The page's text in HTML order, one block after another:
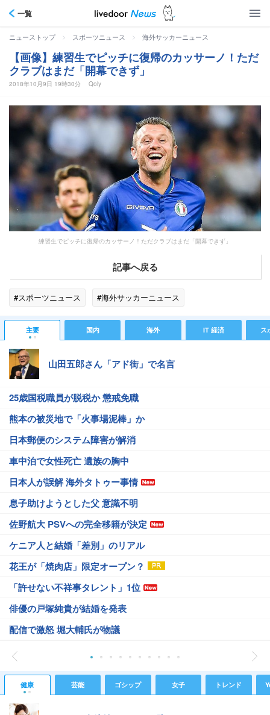
一覧
ニューストップ > スポーツニュース > 海外サッカーニュース
【画像】練習生でピッチに復帰のカッサーノ！ただ
クラブはまだ「開幕できず」
2018年10月9日 19時30分 Qoly
練習生でピッチに復帰のカッサーノ！ただクラブはまだ「開幕できず」
記事へ戻る
#スポーツニュース #海外サッカーニュース
主要 国内 海外 IT 経済 ス
山田五郎さん「アド街」で名言
25歳国税職員が脱税か 懲戒免職
熊本の被災地で「火事場泥棒」か
日本郵便のシステム障害が解消
車中泊で女性死亡 遺族の胸中
日本人が誤解 海外タトゥー事情
息子助けようとした父 意識不明
佐野航大 PSVへの完全移籍が決定
ケニア人と結婚「差別」のリアル
花王が「焼肉店」限定オープン？
「許せない不祥事タレント」1位
俳優の戸塚純貴が結婚を発表
配信で激怒 堀大輔氏が物議
健康 芸能 ゴシップ 女子 トレンド